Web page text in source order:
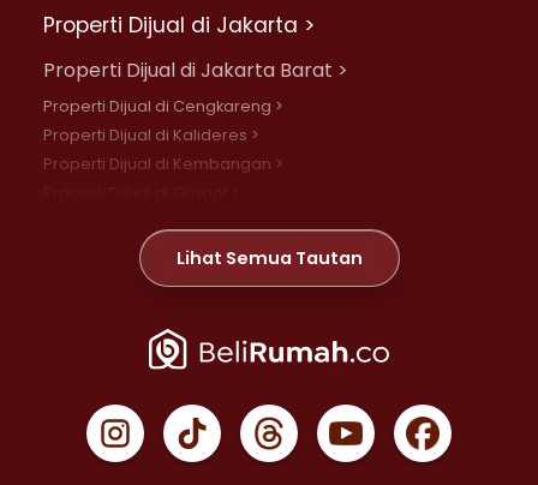
Properti Dijual di Jakarta >
Properti Dijual di Jakarta Barat >
Properti Dijual di Cengkareng >
Properti Dijual di Kalideres >
Properti Dijual di Kembangan >
Properti Dijual di Meruya >
Properti Dijual di Jelambar >
Properti Dijual di Jakarta Pusat >
Properti Dijual di Gambir >
Properti Dijual di Johar Baru >
Lihat Semua Tautan